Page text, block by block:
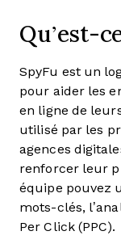
Qu’est-
SpyFu est un
pour aider les
en ligne de
utilisé par les
agences
renforcer leur
équipe pouvez
mots-clés,
Per Click (PPC).